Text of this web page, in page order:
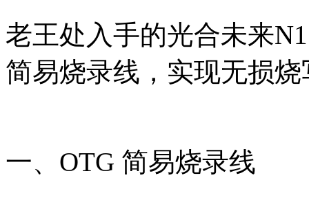
老王处入手的光合未来
简易烧录线，实现无损烧
一、OTG 简易烧录线